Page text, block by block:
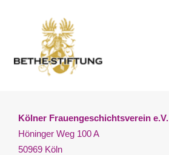
Kölner Frauengeschichtsverein e.V.
Höninger Weg 100 A
50969 Köln